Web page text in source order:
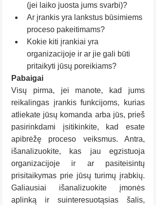
(jei laiko juosta jums svarbi)?
Ar įrankis yra lankstus būsimiems
proceso pakeitimams?
Kokie kiti įrankiai yra
organizacijoje ir ar jie gali būti
pritaikyti jūsų poreikiams?
Pabaigai
Visų pirma, jei manote, kad jums
reikalingas įrankis funkcijoms, kurias
atliekate jūsų komanda arba jūs, prieš
pasirinkdami įsitikinkite, kad esate
apibrėžę proceso veiksmus. Antra,
išanalizuokite, kas jau egzistuoja
organizacijoje ir ar pasiteisintų
prisitaikymas prie jūsų turimų įrabkių.
Galiausiai išanalizuokite įmonės
aplinką ir suinteresuotąsias šalis,